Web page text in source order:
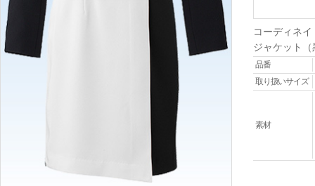
コーディネ
ジャケット（
品番
取り扱いサイズ
素材